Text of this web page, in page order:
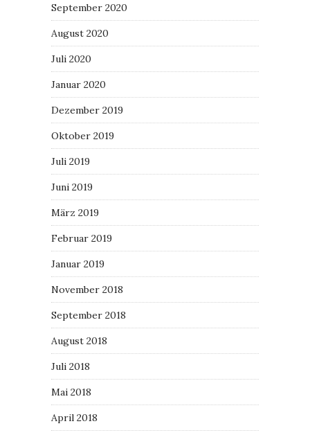
September 2020
August 2020
Juli 2020
Januar 2020
Dezember 2019
Oktober 2019
Juli 2019
Juni 2019
März 2019
Februar 2019
Januar 2019
November 2018
September 2018
August 2018
Juli 2018
Mai 2018
April 2018